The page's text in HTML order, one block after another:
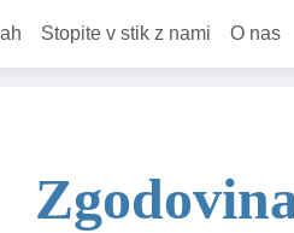
Stopite v stik z nami O nas